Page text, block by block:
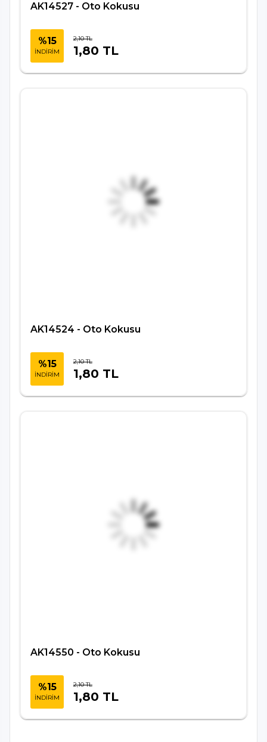
AK14527 - Oto Kokusu
%15
İNDİRİM
2,10 TL
1,80 TL
AK14524 - Oto Kokusu
%15
İNDİRİM
2,10 TL
1,80 TL
AK14550 - Oto Kokusu
%15
İNDİRİM
2,10 TL
1,80 TL